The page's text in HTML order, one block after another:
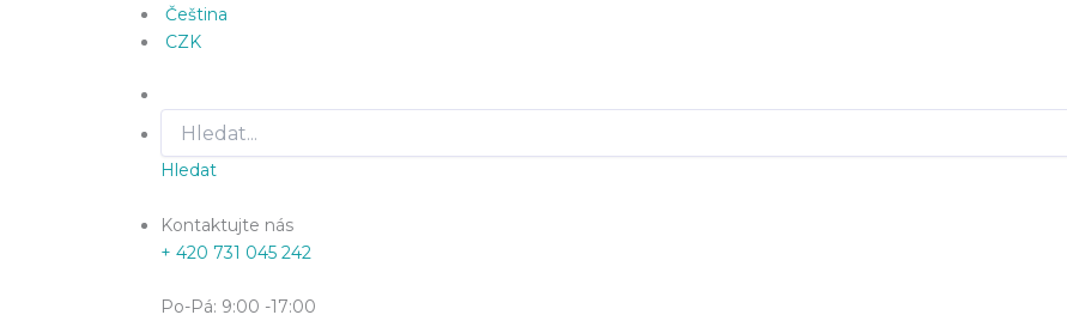
Čeština
CZK
Hledat
Kontaktujte nás
+ 420 731 045 242
Po-Pá: 9:00 -17:00